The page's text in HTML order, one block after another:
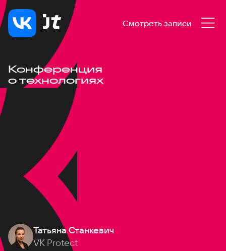
Смотреть записи
Конференция
о технологиях
Татьяна Станкевич
VK Protect